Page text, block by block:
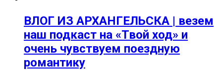
ВЛОГ ИЗ АРХАНГЕЛЬСКА | везем
наш подкаст на «Твой ход» и
очень чувствуем поездную
романтику